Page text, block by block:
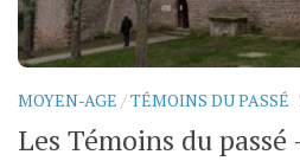
MOYEN-AGE /TÉMOINS DU PASSÉ
Les Témoins du